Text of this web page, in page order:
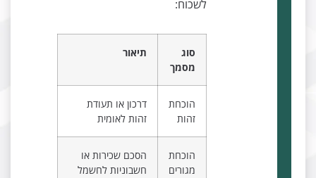
דרכון או תעודת
זהות לאומית
הסכם שכירות או
חשבוניות לחשמל